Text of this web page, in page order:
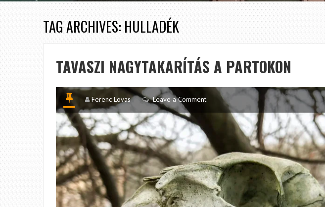
TAG ARCHIVES: HULLADÉK
TAVASZI NAGYTAKARÍTÁS A PARTOKON
Ferenc Lovas Leave a Comment